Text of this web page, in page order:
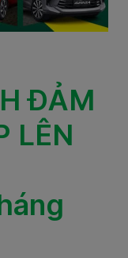
ĐẢM
LÊN